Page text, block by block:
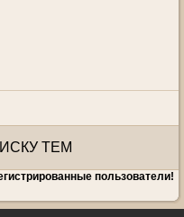
ТЕМ
пользователи!